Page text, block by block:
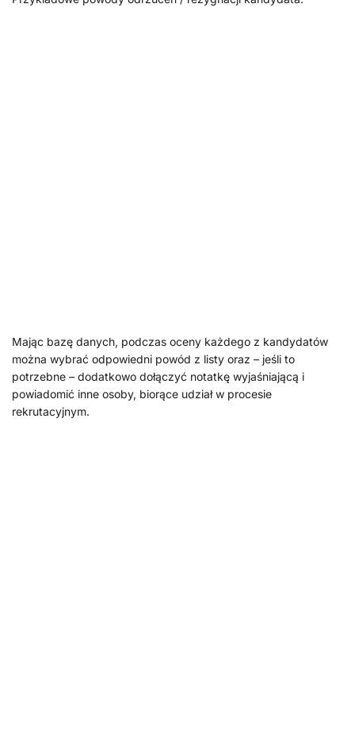
Mając bazę danych, podczas oceny każdego z kandydatów
można wybrać odpowiedni powód z listy oraz – jeśli to
potrzebne – dodatkowo dołączyć notatkę wyjaśniającą i
powiadomić inne osoby, biorące udział w procesie
rekrutacyjnym.